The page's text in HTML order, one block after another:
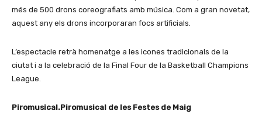
més de 500 drons coreografiats amb música. Com a gran novetat,
aquest any els drons incorporaran focs artificials.
L’espectacle retrà homenatge a les icones tradicionals de la
ciutat i a la celebració de la Final Four de la Basketball Champions
League.
Piromusical.Piromusical de les Festes de Maig